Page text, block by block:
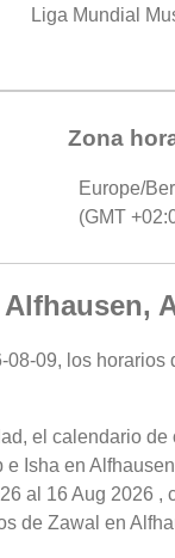
Liga Mundial
Zona
Europe/
(GMT
08-09, los
el calendario
e Isha en
al 16 Aug 2026
de Zawal en